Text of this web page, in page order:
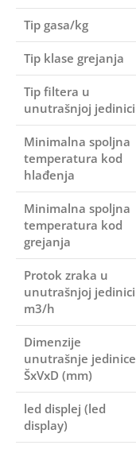
Tip gasa/kg
Tip klase grejanja
Tip filtera u
unutrašnjoj jedinici
Minimalna spoljna
temperatura kod
hlađenja
Minimalna spoljna
temperatura kod
grejanja
Protok zraka u
unutrašnjoj jedinici
m3/h
Dimenzije
unutrašnje jedinice
ŠxVxD (mm)
led displej (led
display)